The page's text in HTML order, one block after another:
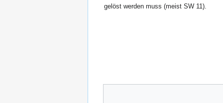
gelöst werden muss (meist SW 11).